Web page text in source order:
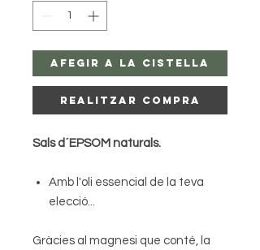
Afegir a la Cistella
Realitzar Compra
Sals d´EPSOM naturals.
Amb l'oli essencial de la teva
elecció...
Gràcies al magnesi que conté, la